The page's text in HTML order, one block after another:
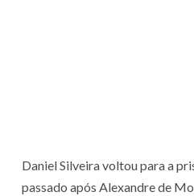
Daniel Silveira voltou para a
passado após Alexandre de